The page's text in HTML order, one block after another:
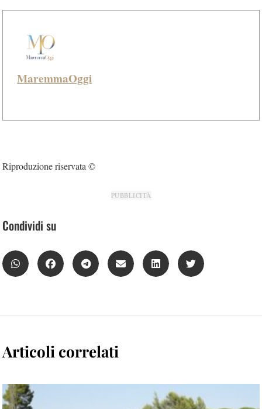
MaremmaOggi
Riproduzione riservata ©
PUBBLICITÀ
Condividi su
Articoli correlati